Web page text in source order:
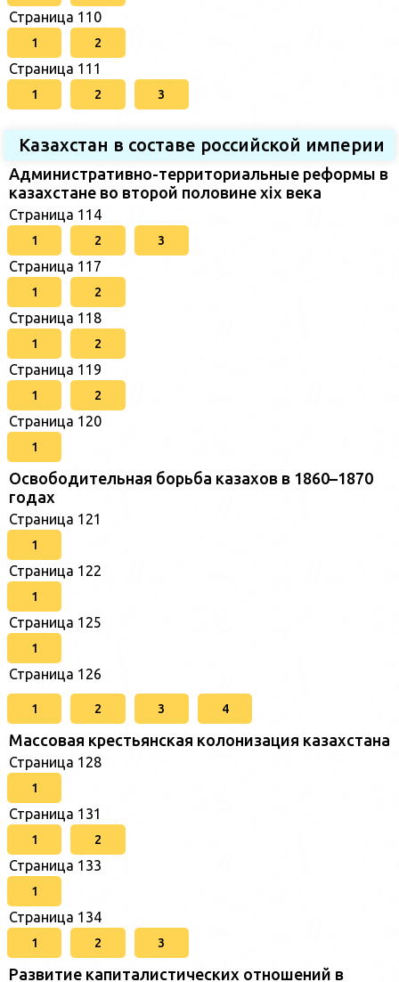
Страница 110
1 2
Страница 111
1 2 3
Казахстан в составе российской империи
Административно-территориальные реформы в
казахстане во второй половине xix века
Страница 114
1 2 3
Страница 117
1 2
Страница 118
1 2
Страница 119
1 2
Страница 120
1
Освободительная борьба казахов в 1860–1870
годах
Страница 121
1
Страница 122
1
Страница 125
1
Страница 126
1 2 3 4
Массовая крестьянская колонизация казахстана
Страница 128
1
Страница 131
1 2
Страница 133
1
Страница 134
1 2 3
Развитие капиталистических отношений в